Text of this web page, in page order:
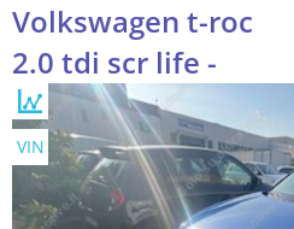
Volkswagen t-roc
2.0 tdi scr life -
VIN